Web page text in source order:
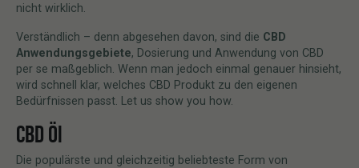
nicht wirklich.
Verständlich – denn abgesehen davon, sind die CBD
Anwendungsgebiete, Dosierung und Anwendung von CBD
per se maßgeblich. Wenn man jedoch einmal genauer hinsieht,
wird schnell klar, welches CBD Produkt zu den eigenen
Bedürfnissen passt. Let us show you how.
CBD Öl
Die populärste und gleichzeitig beliebteste Form von